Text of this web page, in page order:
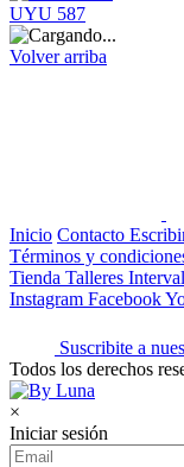
UYU 587
Volver arriba
Inicio Contacto
Términos y
Tienda Talleres
Instagram Facebook
Suscribite a
Todos los derechos
×
Iniciar sesión